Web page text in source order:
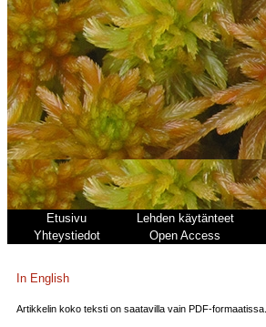
Etusivu Lehden käytänteet
Yhteystiedot
Open Access
In English
Artikkelin koko teksti on saatavilla vain PDF-formaatissa.